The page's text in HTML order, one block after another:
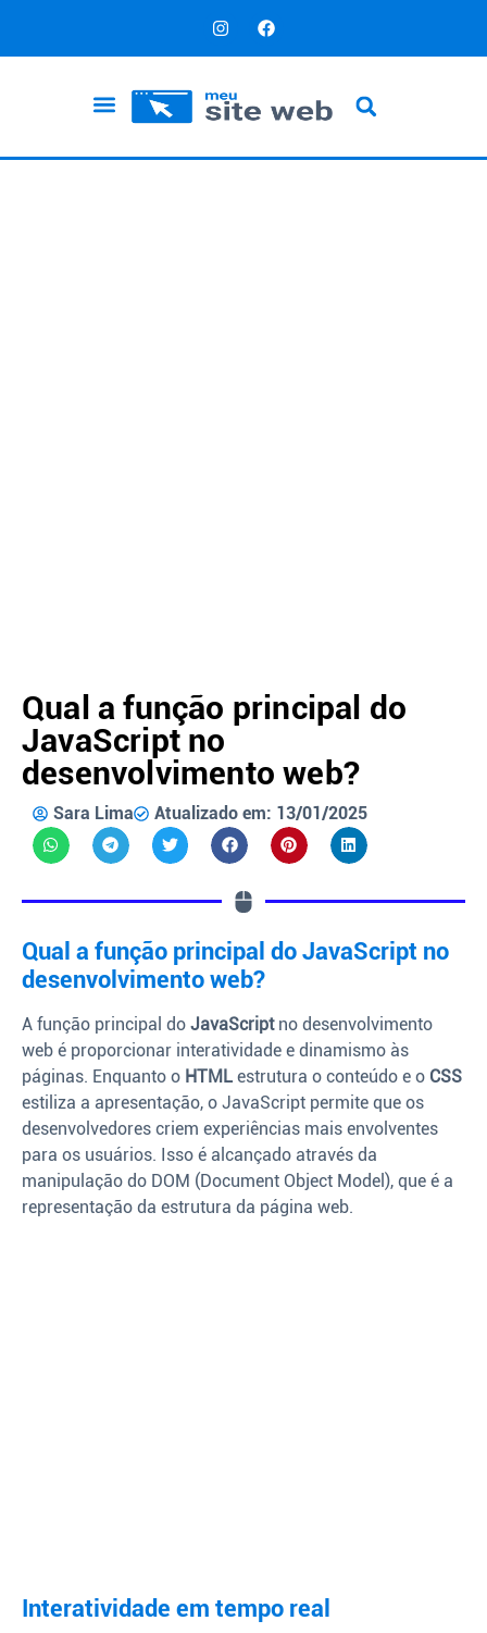
Qual a função principal do
JavaScript no
desenvolvimento web?
Sara Lima Atualizado em: 13/01/2025
Qual a função principal do JavaScript no
desenvolvimento web?
A função principal do JavaScriptno desenvolvimento
web é proporcionar interatividade e dinamismo às
páginas. Enquanto o HTML estrutura o conteúdo e o CSS
estiliza a apresentação, o JavaScript permite que os
desenvolvedores criem experiências mais envolventes
para os usuários. Isso é alcançado através da
manipulação do DOM (Document Object Model), que é a
representação da estrutura da página web.
Interatividade em tempo real